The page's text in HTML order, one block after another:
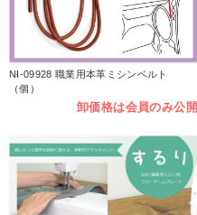
NI-09928 職業用本革ミシンベルト
（個）
卸価格は会員のみ公開